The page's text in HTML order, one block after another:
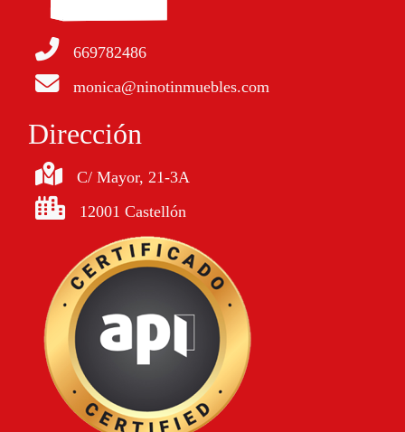
669782486
monica@ninotinmuebles.com
Dirección
C/ Mayor, 21-3A
12001 Castellón